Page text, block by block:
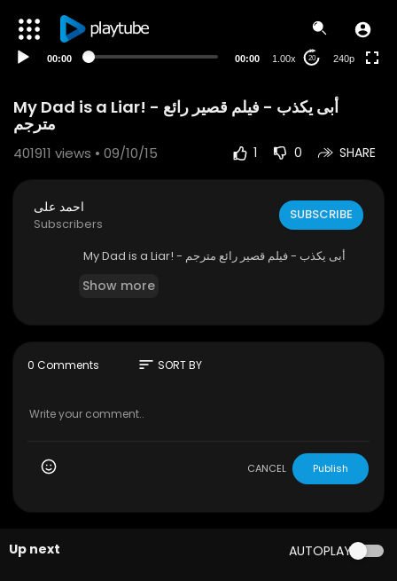
00:00 00:00 1.00x 20 240p
My Dad is a Liar! - أبى يكذب - فيلم قصير رائع
مترجم
401911 views • 09/10/15 1 0 SHARE
احمد على
Subscribers
SUBSCRIBE
My Dad is a Liar! - أبى يكذب - فيلم قصير رائع مترجم
Show more
0 Comments sort SORT BY
CANCEL Publish
Up next AUTOPLAY
2:51